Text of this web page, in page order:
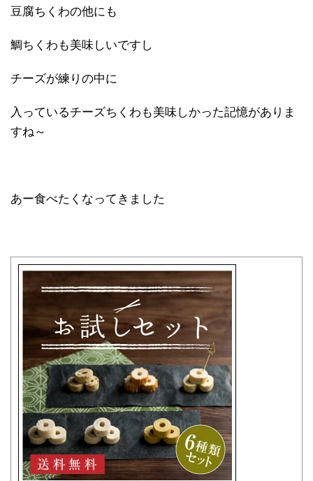
豆腐ちくわの他にも
鯛ちくわも美味しいですし
チーズが練りの中に
入っているチーズちくわも美味しかった記憶がありま
すね～
あー食べたくなってきました